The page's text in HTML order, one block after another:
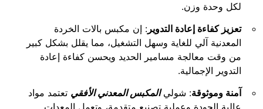
لكل وحدة وزن.
تعزيز كفاءة إعادة التدوير : إن مكبس بالات الخردة
المعدنية آلي للغاية وسهل التشغيل، مما يقلل بشكل كبير
من وقت معالجة مسامير الحديد ويحسن كفاءة إعادة
التدوير الإجمالية.
آمنة وموثوقة: شوليالمكبس المعدني الأفقي تعتمد مواد
عالية الجودة وعملية تصنيع متقدمة، وتعمل المعدات